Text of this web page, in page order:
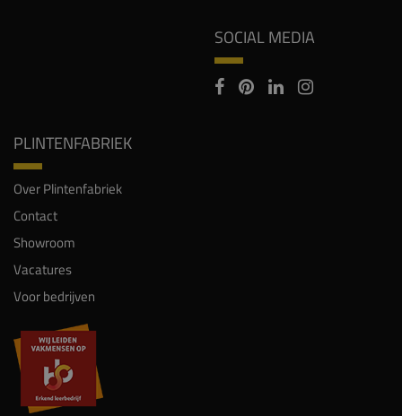
SOCIAL MEDIA
PLINTENFABRIEK
Over Plintenfabriek
Contact
Showroom
Vacatures
Voor bedrijven